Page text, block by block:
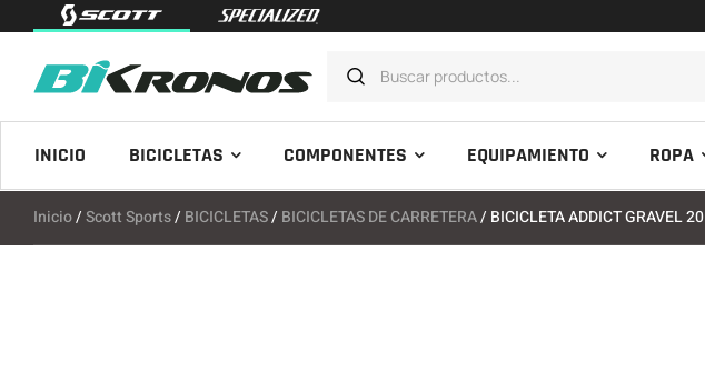
INICIO BICICLETAS COMPONENTES EQUIPAMIENTO ROPA
Inicio/Scott Sports/ BICICLETAS/ BICICLETAS DE CARRETERA/ BICICLETA ADDICT GRAVEL 20